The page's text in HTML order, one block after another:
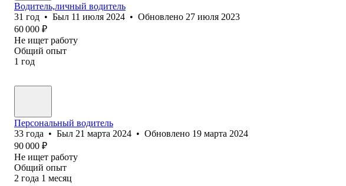
Водитель,личный водитель
31 год • Был 11 июля 2024 • Обновлено 27 июля 2023
60 000 ₽
Не ищет работу
Общий опыт
1 год
Персональный водитель
33 года • Был 21 марта 2024 • Обновлено 19 марта 2024
90 000 ₽
Не ищет работу
Общий опыт
2 года 1 месяц